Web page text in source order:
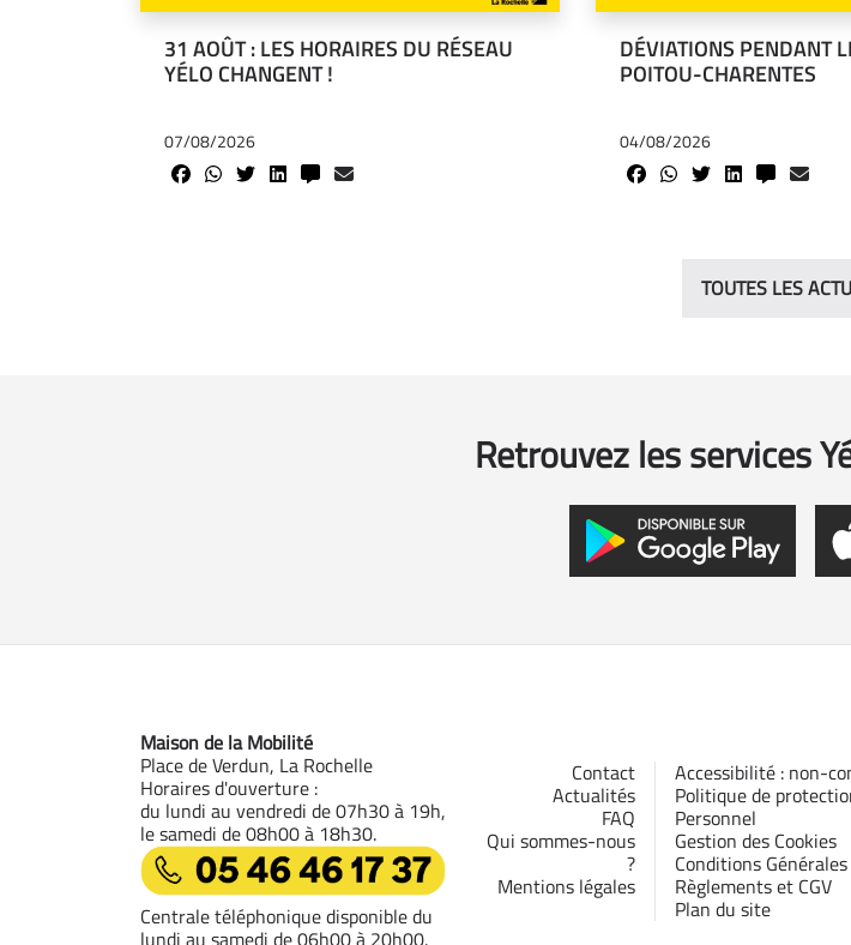
31 AOÛT : LES HORAIRES DU RÉSEAU
YÉLO CHANGENT !
07/08/2026
DÉVIATIONS PENDANT
POITOU-CHARENTES
04/08/2026
TOUTES LES
Retrouvez les services
Maison de la Mobilité
Place de Verdun, La Rochelle
Horaires d'ouverture :
du lundi au vendredi de 07h30 à 19h,
le samedi de 08h00 à 18h30.
05 46 46 17 37
Centrale téléphonique disponible du
lundi au samedi de 06h00 à 20h00.
Contact
Actualités
FAQ
Qui sommes-nous
?
Mentions légales
Accessibilité : non-
Politique de
Personnel
Gestion des Cookies
Conditions
Règlements et CGV
Plan du site